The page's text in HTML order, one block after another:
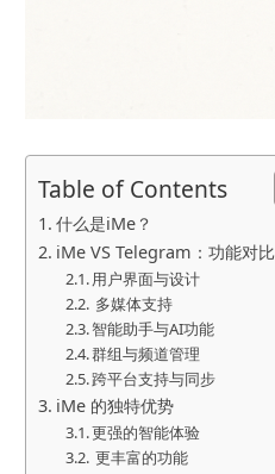
Table of Contents
什么是iMe？
iMe VS Telegram：功能对比
用户界面与设计
多媒体支持
智能助手与AI功能
群组与频道管理
跨平台支持与同步
iMe 的独特优势
更强的智能体验
更丰富的功能